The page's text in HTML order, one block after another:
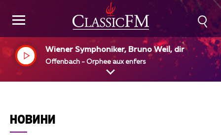
Wiener Symphoniker, Bruno Weil, dir
Offenbach - Orphee aux enfers
НОВИНИ